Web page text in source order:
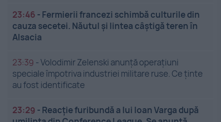
23:46 - Fermierii francezi schimbă culturile din
cauza secetei. Năutul și lintea câștigă teren în
Alsacia
23:39 -Volodimir Zelenski anunță operațiuni
speciale împotriva industriei militare ruse. Ce ținte
au fost identificate
23:29 - Reacție furibundă a lui Ioan Varga după